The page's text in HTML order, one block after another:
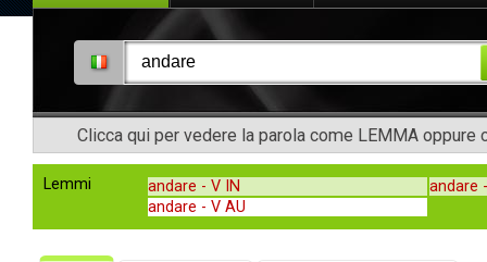
Clicca qui per vedere la parola come LEMMA oppure
Lemmi andare - V IN
andare
andare - V AU